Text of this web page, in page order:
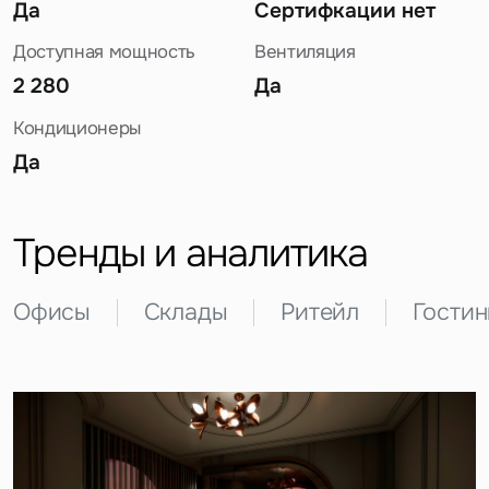
Да Сертифкации нет
Доступная мощность
2 280
Вентиляция
Да
Кондиционеры
Да
Тренды и аналитика
Офисы Склады Ритейл
Предложение
Это обязательное поле